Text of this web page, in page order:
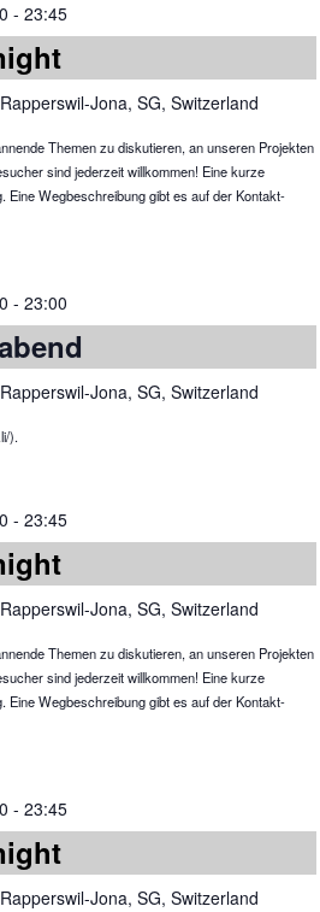
- 23:45
Jona, SG, Switzerland
Themen zu diskutieren, an unseren Projekten
sind jederzeit willkommen! Eine kurze
Eine Wegbeschreibung gibt es auf der Kontakt-
- 23:00
Jona, SG, Switzerland
).
- 23:45
Jona, SG, Switzerland
Themen zu diskutieren, an unseren Projekten
sind jederzeit willkommen! Eine kurze
Eine Wegbeschreibung gibt es auf der Kontakt-
- 23:45
Jona, SG, Switzerland